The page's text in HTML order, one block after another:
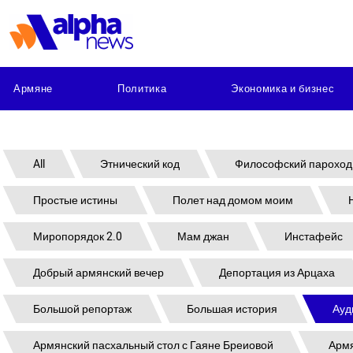
Армяне Политика Экономика и бизнес
All Этнический код Философский пароход
Простые истины Полет над домом моим
Миропорядок 2.0 Мам джан Инстафейс
Добрый армянский вечер Депортация из Арцаха
Большой репортаж Большая история
Армянский пасхальный стол с Гаяне Бреиовой